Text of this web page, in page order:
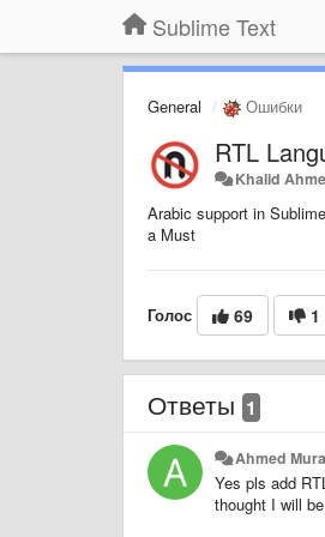
Sublime Text
General Ошибки
RTL
Khalid
Arabic support in
a Must
Голос 69 1
Ответы 1
Ahmed
Yes pls add
thought I will